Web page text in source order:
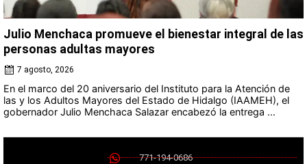
Julio Menchaca promueve el bienestar integral de las
personas adultas mayores
7 agosto, 2026
En el marco del 20 aniversario del Instituto para la Atención de
las y los Adultos Mayores del Estado de Hidalgo (IAAMEH), el
gobernador Julio Menchaca Salazar encabezó la entrega ...
771-194-0686